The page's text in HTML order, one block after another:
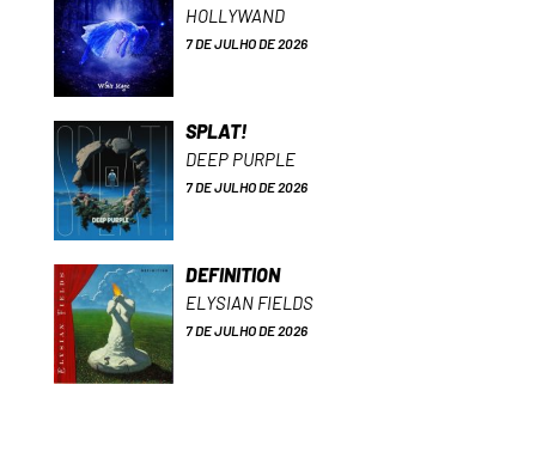
HOLLYWAND
7 DE JULHO DE 2026
SPLAT!
DEEP PURPLE
7 DE JULHO DE 2026
DEFINITION
ELYSIAN FIELDS
7 DE JULHO DE 2026